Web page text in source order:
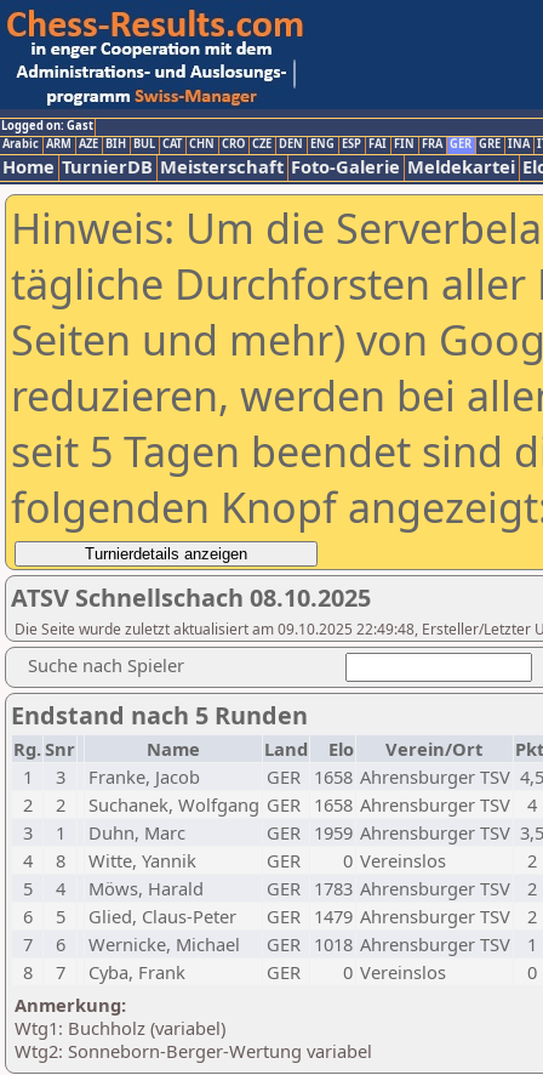
Logged on: Gast
Arabic ARM AZE BIH BUL CAT CHN CRO CZE DEN ENG ESP FAI FIN FRA GER GRE INA
Home TurnierDB Meisterschaft Foto-Galerie Meldekartei
Hinweis: Um die
tägliche Durchforsten aller
Seiten und mehr) von
reduzieren, werden bei
seit 5 Tagen beendet sind
folgenden Knopf
ATSV Schnellschach 08.10.2025
Die Seite wurde zuletzt aktualisiert am 09.10.2025 22:49:48, Ersteller/Letzter
Suche nach Spieler
Endstand nach 5 Runden
Rg.Snr Name Land Elo Verein/Ort
1
3 Franke, Jacob GER 1658 Ahrensburger TSV
2
2 Suchanek, Wolfgang GER 1658 Ahrensburger TSV
4
3
1 Duhn, Marc GER 1959 Ahrensburger TSV
4
8 Witte, Yannik GER 0 Vereinslos
2
5
4 Möws, Harald GER 1783 Ahrensburger TSV
2
6
5 Glied, Claus-Peter GER 1479 Ahrensburger TSV
2
7
6 Wernicke, Michael GER 1018 Ahrensburger TSV
1
8
7 Cyba, Frank GER 0 Vereinslos
0
Anmerkung:
Wtg1: Buchholz (variabel)
Wtg2: Sonneborn-Berger-Wertung variabel